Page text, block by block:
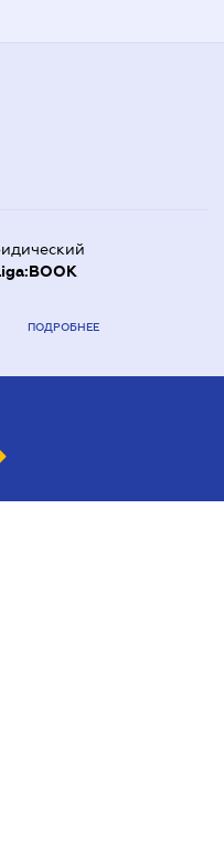
ПОДРОБНЕЕ